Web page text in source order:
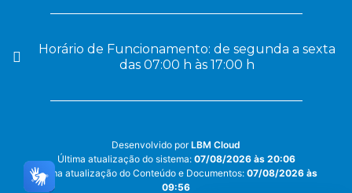
Horário de Funcionamento: de segunda a sexta
das 07:00 h às 17:00 h
Desenvolvido porLBM Cloud
Última atualização do sistema: 07/08/2026 às 20:06
Última atualização do Conteúdo e Documentos: 07/08/2026 às
09:56